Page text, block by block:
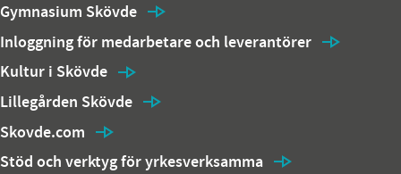
Gymnasium Skövde
Inloggning för medarbetare och leverantörer
Kultur i Skövde
Lillegården Skövde
Skovde.com
Stöd och verktyg för yrkesverksamma